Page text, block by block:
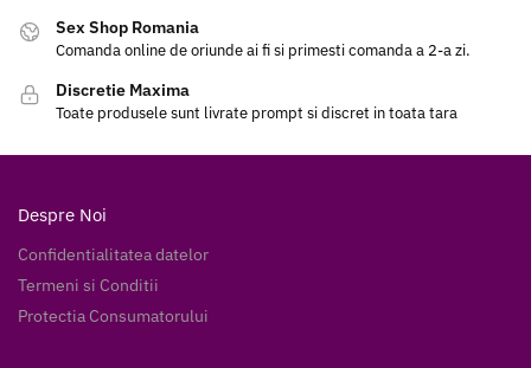
Sex Shop Romania
Comanda online de oriunde ai fi si primesti comanda a 2-a zi.
Discretie Maxima
Toate produsele sunt livrate prompt si discret in toata tara
Despre Noi
Confidentialitatea datelor
Termeni si Conditii
Protectia Consumatorului